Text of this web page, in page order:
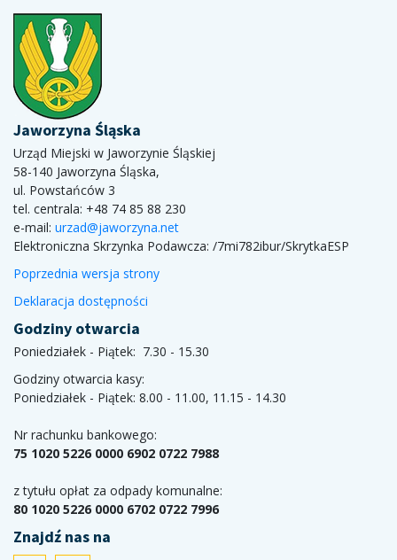
Jaworzyna Śląska
Urząd Miejski w Jaworzynie Śląskiej
58-140 Jaworzyna Śląska,
ul. Powstańców 3
tel. centrala: +48 74 85 88 230
e-mail: urzad@jaworzyna.net
Elektroniczna Skrzynka Podawcza: /7mi782ibur/SkrytkaESP
Poprzednia wersja strony
Deklaracja dostępności
Godziny otwarcia
Poniedziałek - Piątek: 7.30 - 15.30
Godziny otwarcia kasy:
Poniedziałek - Piątek: 8.00 - 11.00, 11.15 - 14.30
Nr rachunku bankowego:
75 1020 5226 0000 6902 0722 7988
z tytułu opłat za odpady komunalne:
80 1020 5226 0000 6702 0722 7996
Znajdź nas na